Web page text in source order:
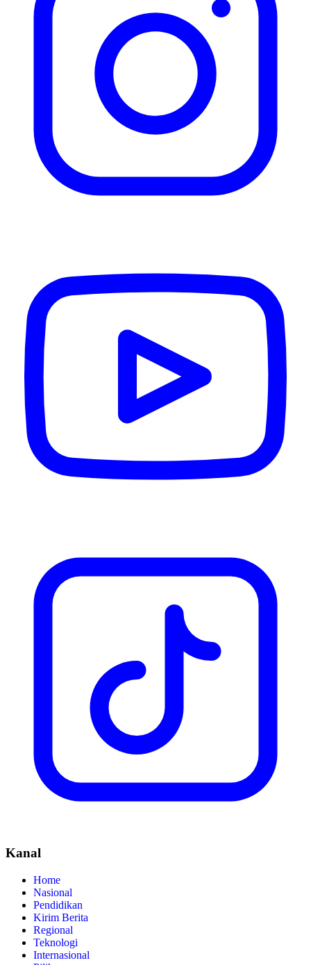
Kanal
Home
Nasional
Pendidikan
Kirim Berita
Regional
Teknologi
Internasional